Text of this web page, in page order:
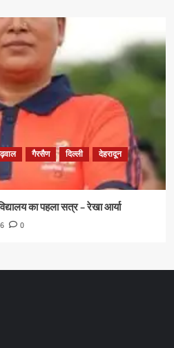
गैरसैण दिल्ली
देहरादून
का पहला सत्र – रेखा आर्या
0